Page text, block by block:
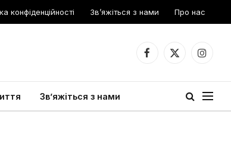
конфіденційності Зв’яжіться з нами Про нас
Facebook
X
Зв’яжіться з нами